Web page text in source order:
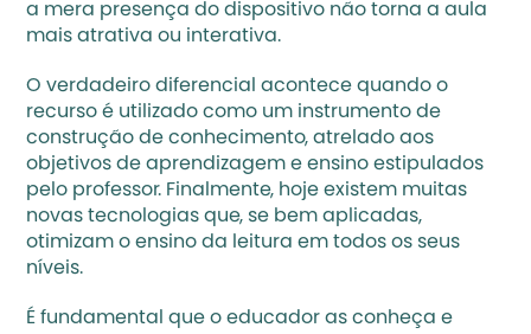
a mera presença do dispositivo não torna a aula
mais atrativa ou interativa.
O verdadeiro diferencial acontece quando o
recurso é utilizado como um instrumento de
construção de conhecimento, atrelado aos
objetivos de aprendizagem e ensino estipulados
pelo professor. Finalmente, hoje existem muitas
novas tecnologias que, se bem aplicadas,
otimizam o ensino da leitura em todos os seus
níveis.
É fundamental que o educador as conheça e